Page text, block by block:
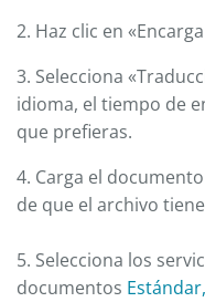
2. Haz clic en
3. Selecciona
idioma, el tiempo de
que prefieras.
4. Carga el
de que el archivo
5. Selecciona los
documentos